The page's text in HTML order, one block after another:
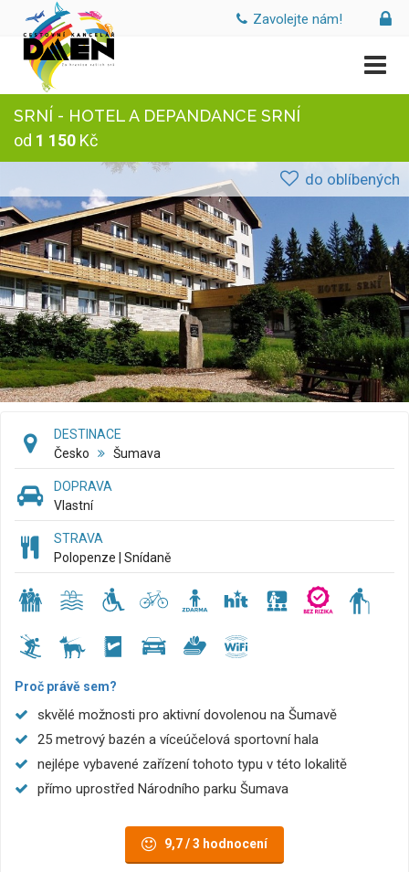
Zavolejte nám!
SRNÍ - HOTEL A DEPANDANCE SRNÍ
od 1 150 Kč
do oblíbených
DESTINACE
Česko
Šumava
DOPRAVA
Vlastní
STRAVA
Polopenze | Snídaně
Proč právě sem?
skvělé možnosti pro aktivní dovolenou na Šumavě
25 metrový bazén a víceúčelová sportovní hala
nejlépe vybavené zařízení tohoto typu v této lokalitě
přímo uprostřed Národního parku Šumava
9,7 / 3 hodnocení